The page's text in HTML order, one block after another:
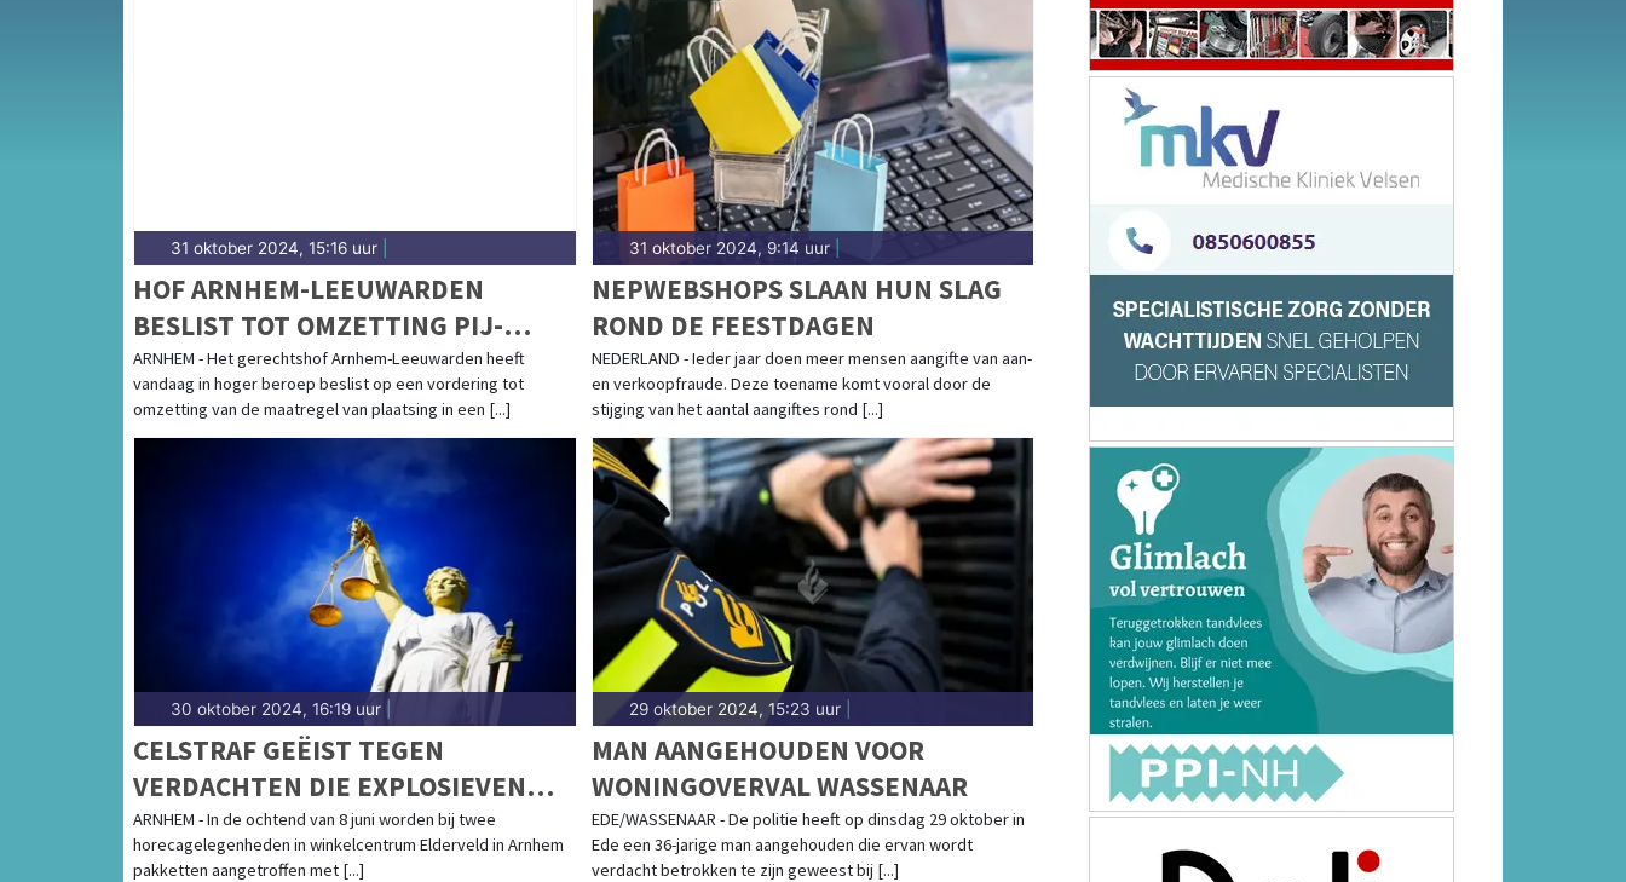
Van incidenten op de A12 en de Velperweg tot meldingen in wijken als Malburgen, Presikhaaf en
de Arnhemse binnenstad — wij brengen het complete 112-nieuws.
31 oktober 2024, 15:16 uur
HOF ARNHEM-LEEUWARDEN
BESLIST TOT OMZETTING PIJ-
MAATREGEL IN TBS MET
DWANGVERPLEGING
ARNHEM - Het gerechtshof Arnhem-Leeuwarden heeft
vandaag in hoger beroep beslist op een vordering tot
omzetting van de maatregel van plaatsing in een [...]
31 oktober 2024, 9:14 uur|
NEPWEBSHOPS SLAAN HUN SLAG
ROND DE FEESTDAGEN
NEDERLAND - Ieder jaar doen meer mensen aangifte van aan-
en verkoopfraude. Deze toename komt vooral door de
stijging van het aantal aangiftes rond [...]
30 oktober 2024, 16:19 uur
CELSTRAF GEËIST TEGEN
VERDACHTEN DIE EXPLOSIEVEN
PLAATSTEN BIJ WINKELCENTRUM
IN ARNHEM
ARNHEM - In de ochtend van 8 juni worden bij twee
horecagelegenheden in winkelcentrum Elderveld in Arnhem
pakketten aangetroffen met [...]
29 oktober 2024, 15:23 uur|
MAN AANGEHOUDEN VOOR
WONINGOVERVAL WASSENAAR
EDE/WASSENAAR - De politie heeft op dinsdag 29 oktober in
Ede een 36-jarige man aangehouden die ervan wordt
verdacht betrokken te zijn geweest bij [...]